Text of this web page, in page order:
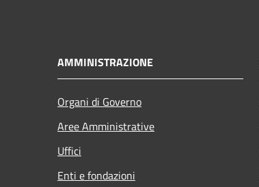
AMMINISTRAZIONE
Organi di Governo
Aree Amministrative
Uffici
Enti e fondazioni